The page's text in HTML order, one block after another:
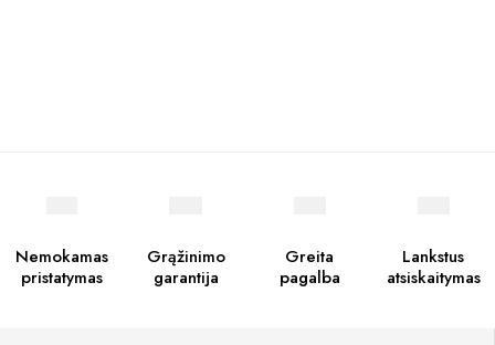
Nemokamas
pristatymas
Grąžinimo
garantija
Greita
pagalba
Lankstus
atsiskaitymas